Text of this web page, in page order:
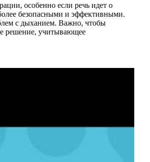
особенно если речь идет о
безопасными и эффективными.
с дыханием. Важно, чтобы
решение, учитывающее